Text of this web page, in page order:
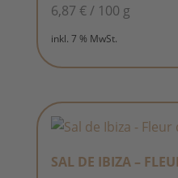
6,87 €/ 100 g
inkl. 7 % MwSt.
SAL DE IBIZA –